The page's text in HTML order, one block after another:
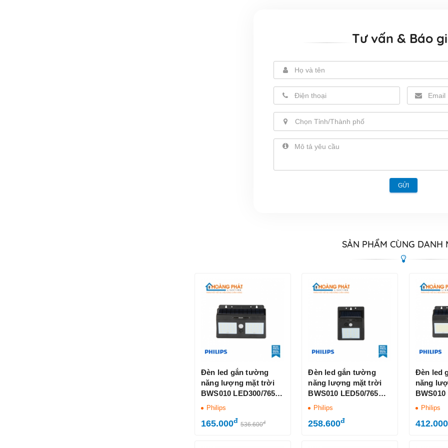
Tư vấn & Báo
Chọn Tỉnh/Thành phố
GỬI
SẢN PHẨM CÙNG DANH
Đèn led gắn tường
năng lượng mặt trời
BWS010 LED300/765
Philips IP42
Philips
165.000đ 536.600đ
Đèn led gắn tường
năng lượng mặt trời
BWS010 LED50/765
Philips IP42
Philips
258.600đ
Đèn led
năng
BWS010
Philips
Philips
412.000